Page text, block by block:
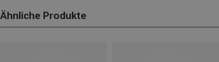
Ähnliche Produkte